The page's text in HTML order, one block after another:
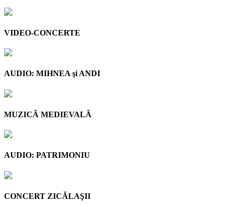
VIDEO-CONCERTE
AUDIO: MIHNEA şi ANDI
MUZICĂ MEDIEVALĂ
AUDIO: PATRIMONIU
CONCERT ZICĂLAŞII